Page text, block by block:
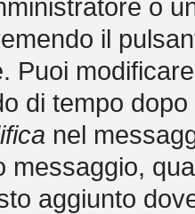
o
il
Puoi
di tempo
nel
messaggio,
aggiunto